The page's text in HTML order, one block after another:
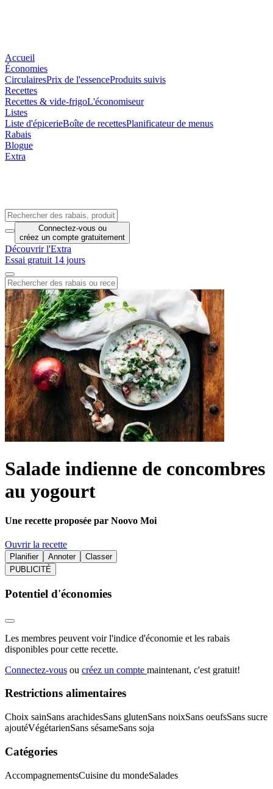
Accueil
Économies
CirculairesPrix de l'essenceProduits suivis
Recettes
Recettes & vide-frigoL'économiseur
Listes
Liste d'épicerieBoîte de recettesPlanificateur de menus
Rabais
Blogue
Extra
Connectez-vous ou
créez un compte gratuitement
Découvrir l'Extra
Essai gratuit 14 jours
Salade indienne de concombres
au yogourt
Une recette proposée par Noovo Moi
Ouvrir la recette
Planifier Annoter
Classer
PUBLICITÉ
Potentiel d'économies
Les membres peuvent voir l'indice d'économie et les rabais
disponibles pour cette recette.
Connectez-vous ou créez un compte maintenant, c'est gratuit!
Restrictions alimentaires
Choix sainSans arachidesSans glutenSans noixSans oeufsSans sucre
ajoutéVégétarienSans sésameSans soja
Catégories
AccompagnementsCuisine du mondeSalades